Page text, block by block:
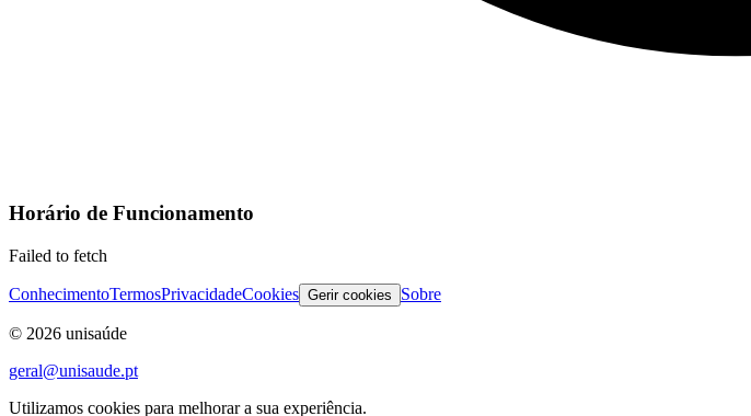
Horário de Funcionamento
Failed to fetch
ConhecimentoTermosPrivacidadeCookies Gerir cookies Sobre
© 2026 unisaúde
geral@unisaude.pt
Utilizamos cookies para melhorar a sua experiência.